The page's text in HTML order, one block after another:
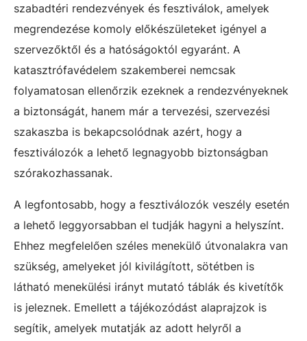
szabadtéri rendezvények és fesztiválok, amelyek
megrendezése komoly előkészületeket igényel a
szervezőktől és a hatóságoktól egyaránt. A
katasztrófavédelem szakemberei nemcsak
folyamatosan ellenőrzik ezeknek a rendezvényeknek
a biztonságát, hanem már a tervezési, szervezési
szakaszba is bekapcsolódnak azért, hogy a
fesztiválozók a lehető legnagyobb biztonságban
szórakozhassanak.
A legfontosabb, hogy a fesztiválozók veszély esetén
a lehető leggyorsabban el tudják hagyni a helyszínt.
Ehhez megfelelően széles menekülő útvonalakra van
szükség, amelyeket jól kivilágított, sötétben is
látható menekülési irányt mutató táblák és kivetítők
is jeleznek. Emellett a tájékozódást alaprajzok is
segítik, amelyek mutatják az adott helyről a